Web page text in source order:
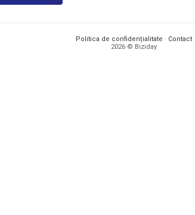
Politica de confidențialitate · Contact
2026 © Biziday